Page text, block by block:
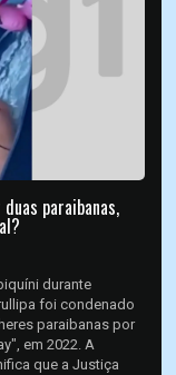
paraibanas,
durante
foi condenado
paraibanas por
em 2022. A
que a Justiça